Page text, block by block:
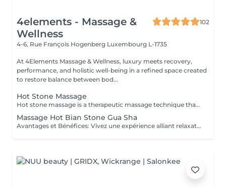
4elements - Massage &
Wellness
102
4-6, Rue François Hogenberg Luxembourg L-1735
At 4Elements Massage & Wellness, luxury meets recovery,
performance, and holistic well-being in a refined space created
to restore balance between bod...
Hot Stone Massage
Hot stone massage is a therapeutic massage technique that uses **smooth, heated basalt stones** (volcanic rock that retains heat well). The warmth penetrates deep into muscles, allowing intense relaxation without heavy pressure. How it works 1. Heating the stones Stones are warmed in water to a safe temperature (typically ~5055 °C). 2. Stone placement The therapist places stones on key points of the body: * Along the spine * Shoulders and neck * Hands, legs, or between toes These areas correspond to major muscle groups and energy points. 3. Massage with stones The therapist also uses the stones as tools, gliding them over muscles with oil to combine heat and movement. Key benefits *Deep muscle relaxation* heat reduces muscle stiffness faster than hands alone *Pain & tension relief* ideal for chronic back/neck tension *Stress & anxiety reduction* strong calming effect on the nervous system *Improved circulation* heat increases blood flow and oxygen delivery *Better sleep* many clients feel deeply sedated afterward Who it's best for People with: * Chronic muscle tension * Stress, burnout, mental overload * Sedentary or highly physical lifestyles * Cold sensitivity or poor circulation Not recommended for: * Fever or acute inflammation * Skin infections or open wounds * Severe cardiovascular issues * Neuropathy with reduced heat sensation What it feels like * Very relaxing, warm, grounding * Pressure is usually gentle to medium * Many clients drift into a meditative or sleep-like state It is NOT a sports or deep-tissue massage, but the heat allows muscles to release deeply without pain.
Massage Hot Bian Stone Gua Sha
Avantages et Bénéfices: Vivez une expérience alliant relaxation profonde et revitalisation musculaire. Grâce au Bian Stone et à la technique du Gua Sha, ce massage apaise les douleurs, détend les tensions et stimule la circulation sanguine, tout en procurant un moment de calme et d'équilibre intérieur. Les principaux bénéfices : - Soulagement des douleurs et tensions musculaires - Réduction de l'inflammation et fatigue musculaire - Amélioration de la circulation sanguine et lymphatique - Relaxation profonde du corps et de l'esprit - Diminution du stress et apaisement du système nerveux - Favorise la récupération musculaire et l'équilibre énergétique